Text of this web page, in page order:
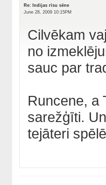
Re: Indijas rīsu sēne
June 28, 2009 10:15PM
Cilvēkam
no
sauc par
Runcene, a
sarežģīti.
tejāteri